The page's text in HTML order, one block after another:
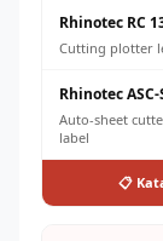
Rhinotec RC
Cutting plotter
Rhinotec
Auto-sheet
label
📋